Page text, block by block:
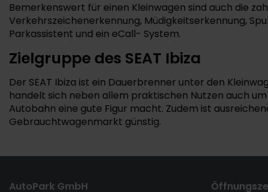
Bemerkenswert für einen Kleinwagen sind auch die
Verkehrszeichenerkennung, Müdigkeitserkennung,
Parkassistent und ein eCall- System.
Zielgruppe des SEAT Ibiza
Der SEAT Ibiza ist ein Dauerbrenner unter den
handelt sich neben allem praktischen Nutzen auch
Autobahn eine gute Figur macht. Zudem ist
Gebrauchtwagenmarkt günstig.
AutoPark GmbH